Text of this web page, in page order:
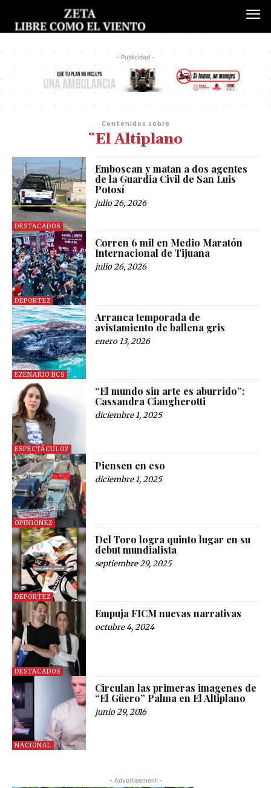
- Publicidad -
Contenidos sobre
¨El Altiplano
DESTACADOS
Emboscan y matan a dos agentes
de la Guardia Civil de San Luis
Potosí
julio 26, 2026
DEPORTEZ
Corren 6 mil en Medio Maratón
Internacional de Tijuana
julio 26, 2026
EZENARIO BCS
Arranca temporada de
avistamiento de ballena gris
enero 13, 2026
ESPECTÁCULOZ
“El mundo sin arte es aburrido”:
Cassandra Ciangherotti
diciembre 1, 2025
OPINIONEZ
Piensen en eso
diciembre 1, 2025
DEPORTEZ
Del Toro logra quinto lugar en su
debut mundialista
septiembre 29, 2025
DESTACADOS
Empuja FICM nuevas narrativas
octubre 4, 2024
NACIONAL
Circulan las primeras imagenes de
“El Güero” Palma en El Altiplano
junio 29, 2016
- Advertisement -